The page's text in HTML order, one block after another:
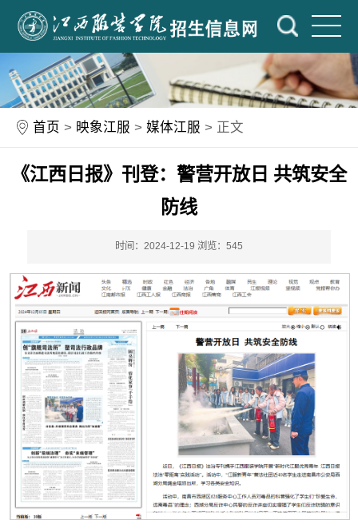
首页 > 映象江服 >媒体江服 > 正文
《江西日报》刊登：警营开放日 共筑安全
防线
时间：2024-12-19 浏览： 545